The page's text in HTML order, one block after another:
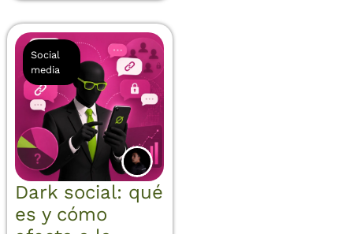
Social
media
Dark social: qué
es y cómo